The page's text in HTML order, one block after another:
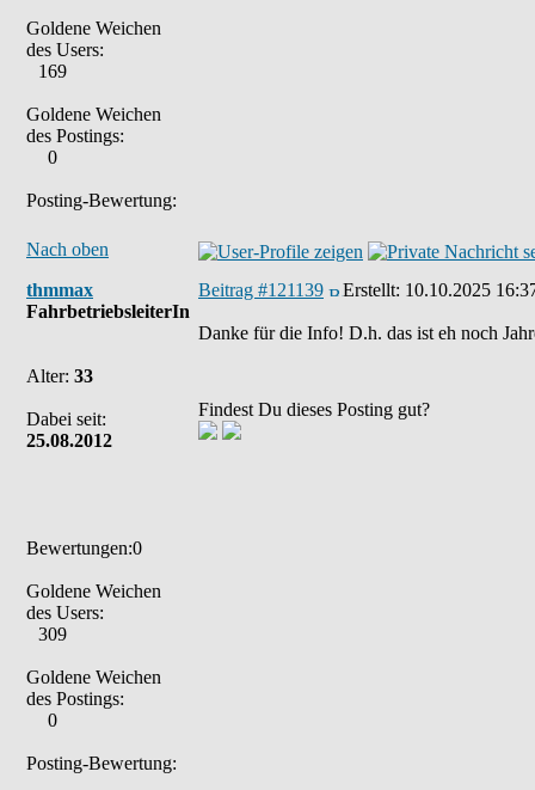
Goldene Weichen
des Users:
169
Goldene Weichen
des Postings:
0
Posting-Bewertung:
Nach oben
thmmax
FahrbetriebsleiterIn
Alter: 33
Dabei seit:
25.08.2012
Bewertungen:0
Goldene Weichen
des Users:
309
Goldene Weichen
des Postings:
0
Posting-Bewertung:
Beitrag #121139 Erstellt: 10.10.2025
Danke für die Info! D.h. das ist eh noch
Findest Du dieses Posting gut?